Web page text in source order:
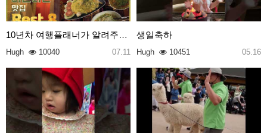
10년차 여행플래너가 알려주는 라오스 비엔티안 맛집 B…
Hugh 10040 07.11
생일축하
Hugh 10451 05.16